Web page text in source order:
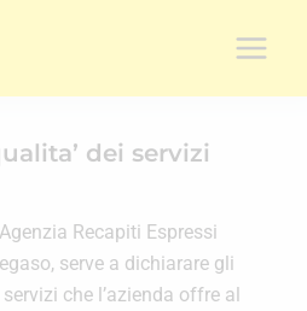
dei servizi
Recapiti Espressi
serve a dichiarare gli
che l’azienda offre al